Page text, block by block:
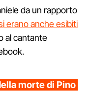
da un rapporto
erano anche esibiti
al cantante
morte di Pino